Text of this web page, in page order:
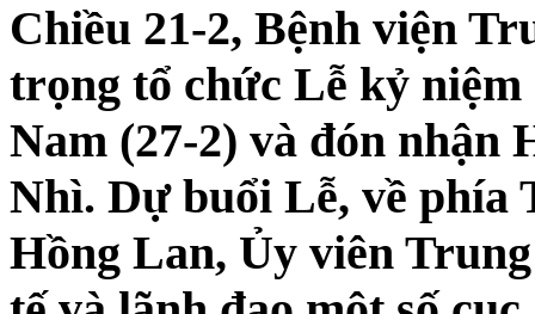
Chiều 21-2, Bệnh viện
trọng tổ chức Lễ kỷ
Nam (27-2) và đón nhận
Nhì. Dự buổi Lễ, về phía
Hồng Lan, Ủy viên